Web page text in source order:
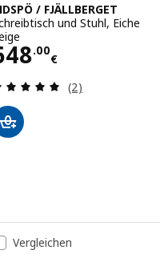
Bewertungen
und Stuhl, Eicheneff
und Stuhl, weiß/
/ FJÄLLBERGET
und Stuhl, Eiche
.00
€
648.00€
Bewertungen:
(2)
Vergleichen